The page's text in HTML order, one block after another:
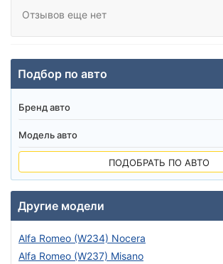
Отзывов еще нет
Подбор по авто
ПОДОБРАТЬ ПО АВТО
Другие модели
Alfa Romeo (W234) Nocera
Alfa Romeo (W237) Misano